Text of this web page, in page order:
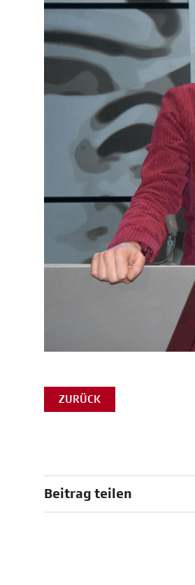
ZURÜCK
Beitrag teilen